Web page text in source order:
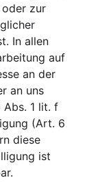
zur
In allen
auf
an der
an uns
1 lit. f
(Art. 6
diese
ist